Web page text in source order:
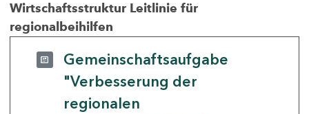
Wirtschaftsstruktur Leitlinie für
regionalbeihilfen
Gemeinschaftsaufgabe
"Verbesserung der
regionalen